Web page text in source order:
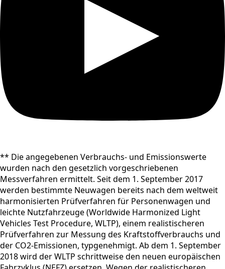
** Die angegebenen Verbrauchs- und Emissionswerte
wurden nach den gesetzlich vorgeschriebenen
Messverfahren ermittelt. Seit dem 1. September 2017
werden bestimmte Neuwagen bereits nach dem weltweit
harmonisierten Prüfverfahren für Personenwagen und
leichte Nutzfahrzeuge (Worldwide Harmonized Light
Vehicles Test Procedure, WLTP), einem realistischeren
Prüfverfahren zur Messung des Kraftstoffverbrauchs und
der CO2-Emissionen, typgenehmigt. Ab dem 1. September
2018 wird der WLTP schrittweise den neuen europäischen